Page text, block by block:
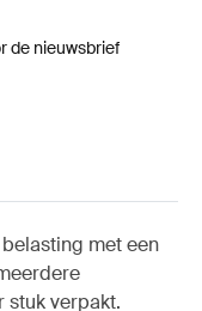
de nieuwsbrief
met een
stuk verpakt.